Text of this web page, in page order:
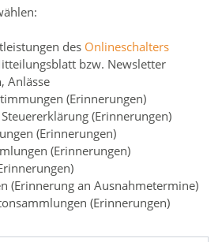
des Onlineschalters
bzw. Newsletter
Anlässe
(Erinnerungen)
(Erinnerungen)
(Erinnerungen)
(Erinnerungen)
(Erinnerung an Ausnahmetermine)
(Erinnerungen)